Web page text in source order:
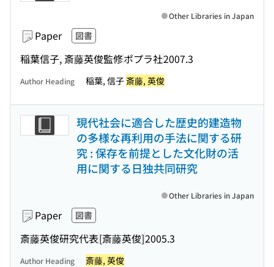
Paper 図書
稲葉信子, 斎藤英俊監修ポプラ社2007.3
Other Libraries in Japan
Author Heading 稲葉, 信子 斎藤, 英俊
現代社会に適合した歴史的建造物
の多様な再利用の手法に関する研
究 : 保存を前提とした文化財の活
用に関する日独共同研究
Paper 図書
斎藤英俊研究代表[斎藤英俊]2005.3
Other Libraries in Japan
Author Heading 斎藤, 英俊